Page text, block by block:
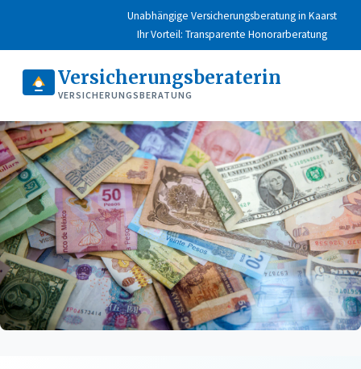
Unabhängige Versicherungsberatung in Kaarst
Ihr Vorteil: Transparente Honorarberatung
Versicherungsberaterin
VERSICHERUNGSBERATUNG